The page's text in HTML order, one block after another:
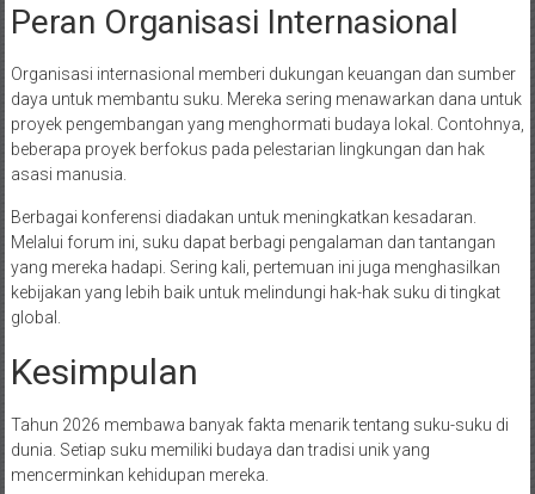
Peran Organisasi Internasional
Organisasi internasional memberi dukungan keuangan dan sumber
daya untuk membantu suku. Mereka sering menawarkan dana untuk
proyek pengembangan yang menghormati budaya lokal. Contohnya,
beberapa proyek berfokus pada pelestarian lingkungan dan hak
asasi manusia.
Berbagai konferensi diadakan untuk meningkatkan kesadaran.
Melalui forum ini, suku dapat berbagi pengalaman dan tantangan
yang mereka hadapi. Sering kali, pertemuan ini juga menghasilkan
kebijakan yang lebih baik untuk melindungi hak-hak suku di tingkat
global.
Kesimpulan
Tahun 2026 membawa banyak fakta menarik tentang suku-suku di
dunia. Setiap suku memiliki budaya dan tradisi unik yang
mencerminkan kehidupan mereka.